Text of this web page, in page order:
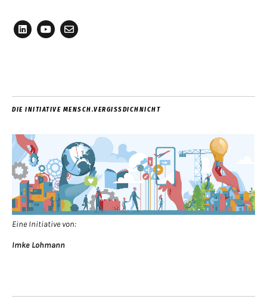
DIE INITIATIVE MENSCH.VERGISSDICHNICHT
Eine Initiative von:
Imke Lohmann